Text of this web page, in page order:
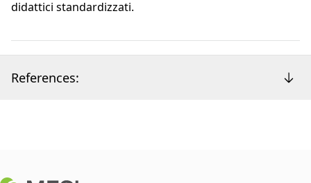
didattici standardizzati.
References: